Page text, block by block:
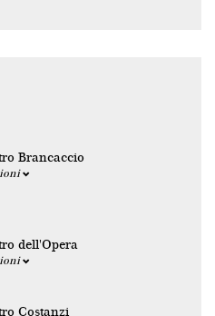
Brancaccio
dell'Opera
Costanzi